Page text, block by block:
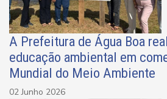
A Prefeitura de Água Boa
educação ambiental em
Mundial do Meio Ambiente
02 Junho 2026